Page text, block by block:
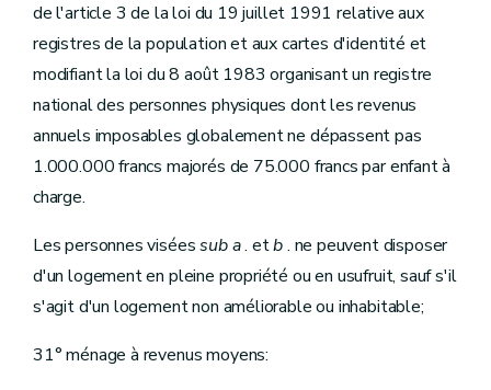
de l'article 3 de la loi du 19 juillet 1991 relative aux
registres de la population et aux cartes d'identité et
modifiant la loi du 8 août 1983 organisant un registre
national des personnes physiques dont les revenus
annuels imposables globalement ne dépassent pas
1.000.000 francs majorés de 75.000 francs par enfant à
charge.
Les personnes viséessuba. etb. ne peuvent disposer
d'un logement en pleine propriété ou en usufruit, sauf s'il
s'agit d'un logement non améliorable ou inhabitable;
31° ménage à revenus moyens: